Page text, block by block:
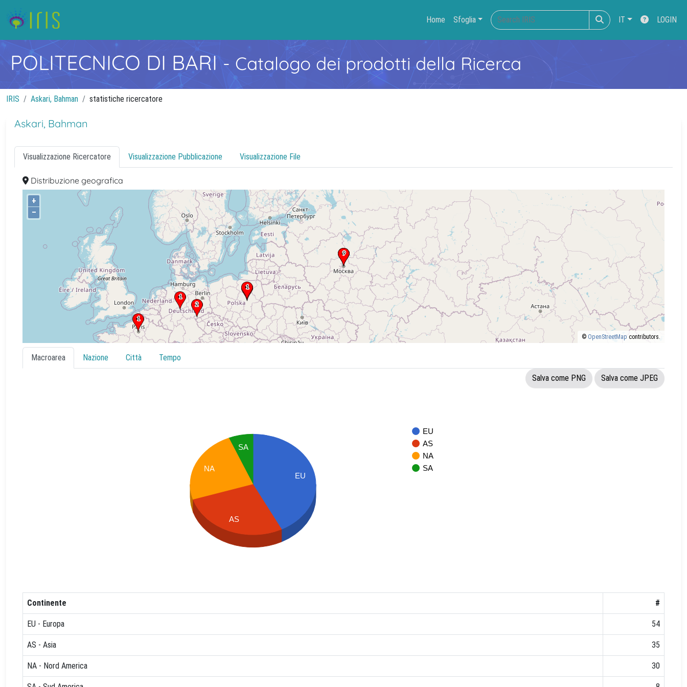
Home Sfoglia IT LOGIN
POLITECNICO DI BARI- Catalogo dei prodotti della Ricerca
IRIS Askari, Bahman statistiche ricercatore
Askari, Bahman
Visualizzazione Ricercatore Visualizzazione Pubblicazione Visualizzazione File
Distribuzione geografica
+
–
© OpenStreetMap contributors.
Macroarea Nazione Città Tempo
Salva come PNG Salva come JPEG
EU
AS
NA
SA
EU
SA
NA
AS
Continente #
EU - Europa 54
AS - Asia 35
NA - Nord America 30